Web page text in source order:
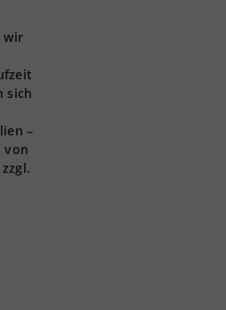
wir
sich
–
von